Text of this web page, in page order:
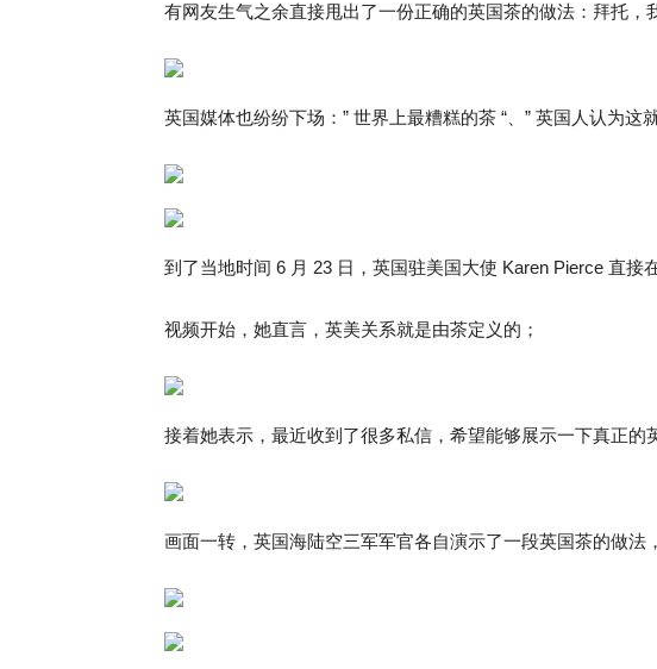
有网友生气之余直接甩出了一份正确的英国茶的做法：拜托，
英国媒体也纷纷下场：” 世界上最糟糕的茶 “、” 英国人认为这
到了当地时间 6 月 23 日，英国驻美国大使 Karen Pierce 直接
视频开始，她直言，英美关系就是由茶定义的；
接着她表示，最近收到了很多私信，希望能够展示一下真正的
画面一转，英国海陆空三军军官各自演示了一段英国茶的做法